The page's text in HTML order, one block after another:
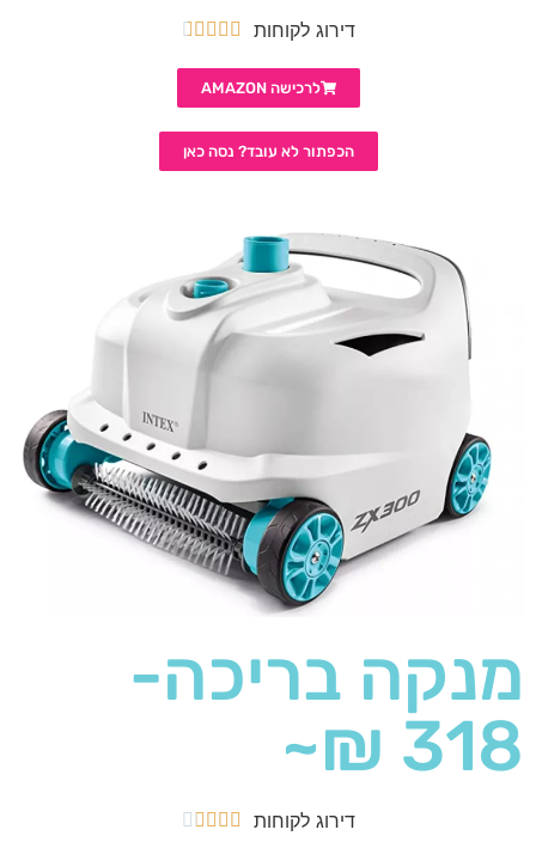
דירוג לקוחות 




לרכישה AMAZON
הכפתור לא עובד? נסה כאן
מנקה בריכה-
318 ₪~
דירוג לקוחות 



